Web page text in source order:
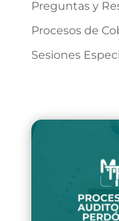
Preguntas y
Procesos de
Sesiones